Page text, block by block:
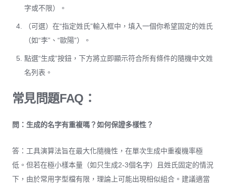
字或不限）。
（可選）在“指定姓氏”輸入框中，填入一個你希望固定的姓氏
（如“李”、“歐陽”）。
點選“生成”按鈕，下方將立即顯示符合所有條件的隨機中文姓
名列表。
常見問題FAQ：
問：生成的名字有重複嗎？如何保證多樣性？
答：工具演算法旨在最大化隨機性，在單次生成中重複機率極
低。但若在極小樣本量（如只生成2-3個名字）且姓氏固定的情況
下，由於常用字型檔有限，理論上可能出現相似組合。建議適當